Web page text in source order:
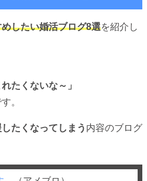
したい婚活ブログ8選を紹介し
たくないな～」
。
たくなってしまう 内容のブログ